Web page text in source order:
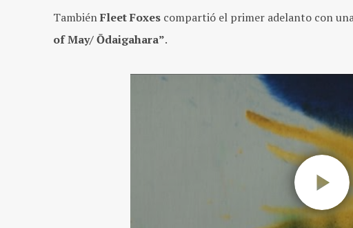
TambiénFleet Foxes compartió el primer adelanto con
of May/ Ōdaigahara”.